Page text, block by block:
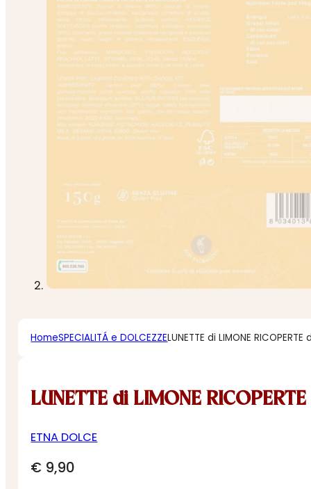
HomeSPECIALITÁ e DOLCEZZELUNETTE di LIMONE
LUNETTE di LIMONE
ETNA DOLCE
€ 9,90